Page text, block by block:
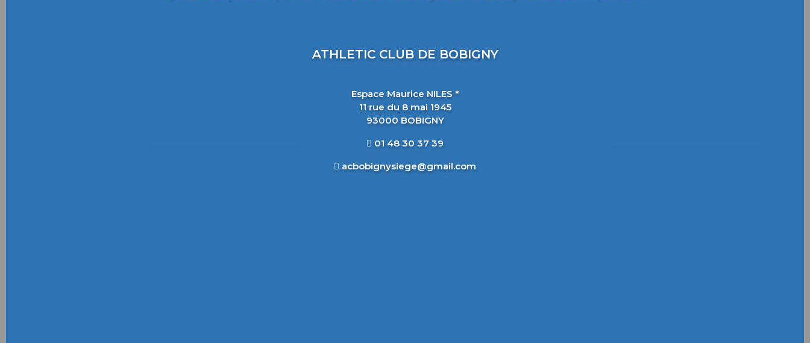
ATHLETIC CLUB DE BOBIGNY
Espace Maurice NILES *
11 rue du 8 mai 1945
93000 BOBIGNY
01 48 30 37 39
acbobignysiege@gmail.com